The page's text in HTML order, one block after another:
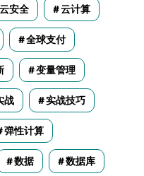
云安全 云计算
全球支付
变量管理
战 实战技巧
弹性计算
数据 数据库